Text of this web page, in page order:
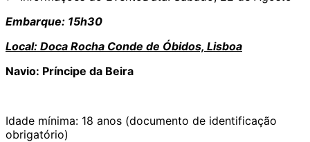
Embarque: 15h30
Local: Doca Rocha Conde de Óbidos, Lisboa
Navio: Príncipe da Beira
Idade mínima: 18 anos (documento de identificação
obrigatório)